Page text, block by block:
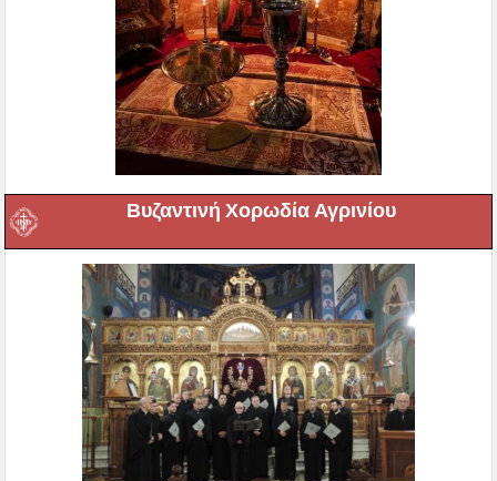
Βυζαντινή Χορωδία Αγρινίου